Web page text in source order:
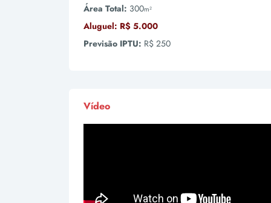
Área Total: 300m²
Aluguel: R$ 5.000
Previsão IPTU: R$ 250
Vídeo